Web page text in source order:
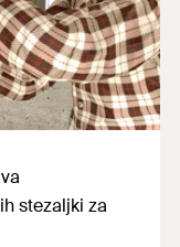
stezaljki za